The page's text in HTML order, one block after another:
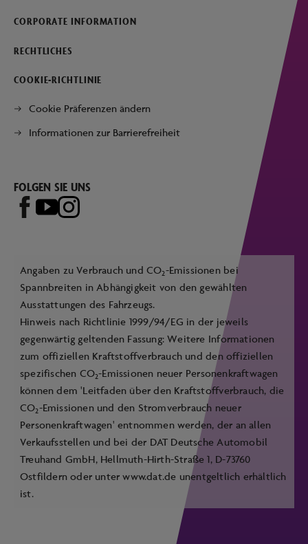
CORPORATE INFORMATION
RECHTLICHES
COOKIE-RICHTLINIE
Cookie Präferenzen ändern
Informationen zur Barrierefreiheit
FOLGEN SIE UNS
Angaben zu Verbrauch und CO2-Emissionen bei
Spannbreiten in Abhängigkeit von den gewählten
Ausstattungen des Fahrzeugs.
Hinweis nach Richtlinie 1999/94/EG in der jeweils
gegenwärtig geltenden Fassung: Weitere Informationen
zum offiziellen Kraftstoffverbrauch und den offiziellen
spezifischen CO2-Emissionen neuer Personenkraftwagen
können dem 'Leitfaden über den Kraftstoffverbrauch, die
CO2-Emissionen und den Stromverbrauch neuer
Personenkraftwagen' entnommen werden, der an allen
Verkaufsstellen und bei der DAT Deutsche Automobil
Treuhand GmbH, Hellmuth-Hirth-Straße 1, D-73760
Ostfildern oder unterwww.dat.de unentgeltlich erhältlich
ist.